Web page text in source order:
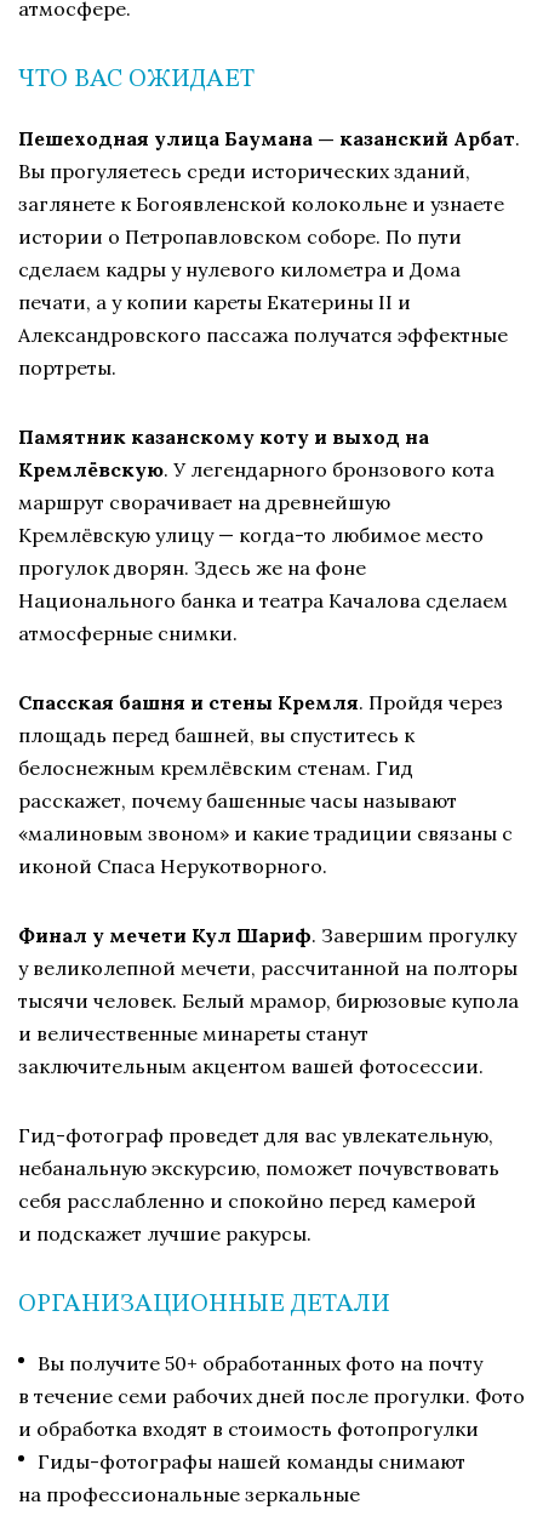
атмосфере.
ЧТО ВАС ОЖИДАЕТ
Пешеходная улица Баумана — казанский Арбат.
Вы прогуляетесь среди исторических зданий,
заглянете к Богоявленской колокольне и узнаете
истории о Петропавловском соборе. По пути
сделаем кадры у нулевого километра и Дома
печати, а у копии кареты Екатерины II и
Александровского пассажа получатся эффектные
портреты.
Памятник казанскому коту и выход на
Кремлёвскую. У легендарного бронзового кота
маршрут сворачивает на древнейшую
Кремлёвскую улицу — когда-то любимое место
прогулок дворян. Здесь же на фоне
Национального банка и театра Качалова сделаем
атмосферные снимки.
Спасская башня и стены Кремля. Пройдя через
площадь перед башней, вы спуститесь к
белоснежным кремлёвским стенам. Гид
расскажет, почему башенные часы называют
«малиновым звоном» и какие традиции связаны с
иконой Спаса Нерукотворного.
Финал у мечети Кул Шариф. Завершим прогулку
у великолепной мечети, рассчитанной на полторы
тысячи человек. Белый мрамор, бирюзовые купола
и величественные минареты станут
заключительным акцентом вашей фотосессии.
Гид-фотограф проведет для вас увлекательную,
небанальную экскурсию, поможет почувствовать
себя расслабленно и спокойно перед камерой
и подскажет лучшие ракурсы.
ОРГАНИЗАЦИОННЫЕ ДЕТАЛИ
Вы получите 50+ обработанных фото на почту
в течение семи рабочих дней после прогулки. Фото
и обработка входят в стоимость фотопрогулки
Гиды-фотографы нашей команды снимают
на профессиональные зеркальные